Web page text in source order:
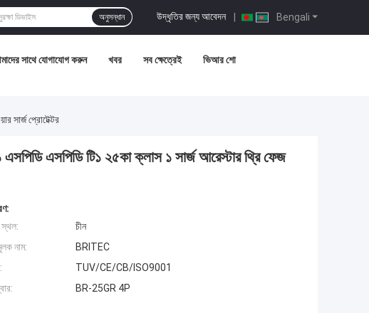
Bengali
উদ্ধৃতির জন্য আবেদন |
অনুসন্ধান
সাথে যোগাযোগ করুন খবর সব ক্ষেত্রেই ভিআর শো
সার্জ প্রোটেক্টর
এসপিডি টি১ ২৫কা ক্লাস ১ সার্জ আরেস্টার থ্রি ফেজ
চীন
নাম:
BRITEC
TUV/CE/CB/ISO9001
BR-25GR 4P